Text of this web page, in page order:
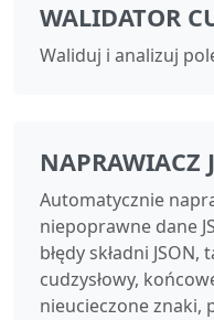
WALIDATOR
Waliduj i analizuj
NAPRAWIACZ
Automatycznie
niepoprawne dane
błędy składni
cudzysłowy,
nieucieczone znaki,